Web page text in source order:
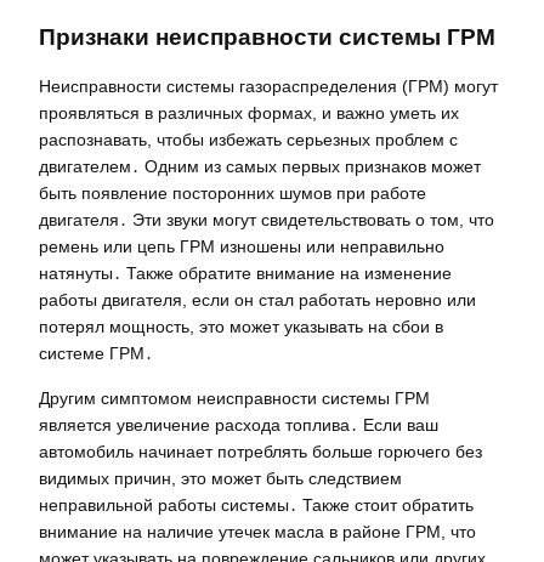
Признаки неисправности системы ГРМ
Неисправности системы газораспределения (ГРМ) могут
проявляться в различных формах, и важно уметь их
распознавать, чтобы избежать серьезных проблем с
двигателем․ Одним из самых первых признаков может
быть появление посторонних шумов при работе
двигателя․ Эти звуки могут свидетельствовать о том, что
ремень или цепь ГРМ изношены или неправильно
натянуты․ Также обратите внимание на изменение
работы двигателя, если он стал работать неровно или
потерял мощность, это может указывать на сбои в
системе ГРМ․
Другим симптомом неисправности системы ГРМ
является увеличение расхода топлива․ Если ваш
автомобиль начинает потреблять больше горючего без
видимых причин, это может быть следствием
неправильной работы системы․ Также стоит обратить
внимание на наличие утечек масла в районе ГРМ, что
может указывать на повреждение сальников или других